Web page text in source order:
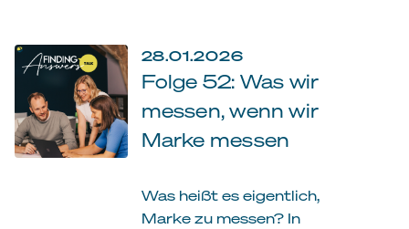
28.01.2026
Folge 52: Was wir
messen, wenn wir
Marke messen
Was heißt es eigentlich,
Marke zu messen? In